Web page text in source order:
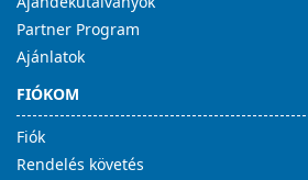
Partner Program
Ajánlatok
FIÓKOM
Fiók
Rendelés követés